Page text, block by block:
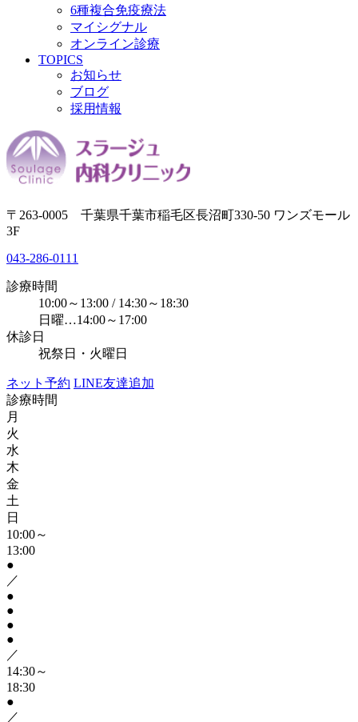
6種複合免疫療法
マイシグナル
オンライン診療
TOPICS
お知らせ
ブログ
採用情報
〒263-0005 千葉県千葉市稲毛区長沼町330-50 ワンズモール
3F
043-286-0111
診療時間
10:00～13:00 / 14:30～18:30
日曜…14:00～17:00
休診日
祝祭日・火曜日
ネット予約 LINE友達追加
診療時間
月
火
水
木
金
土
日
10:00～
13:00
●
／
●
●
●
●
／
14:30～
18:30
●
／